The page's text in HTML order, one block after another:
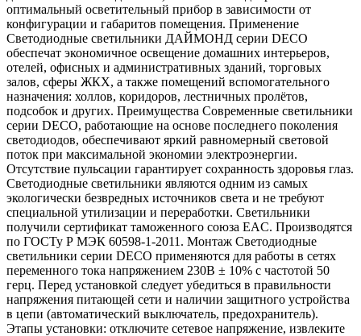
оптимальный осветительный прибор в зависимости от
конфигурации и габаритов помещения. Применение
Светодиодные светильники ДАЙМОНД серии DECO
обеспечат экономичное освещение домашних интерьеров,
отелей, офисных и административных зданий, торговых
залов, сферы ЖКХ, а также помещений вспомогательного
назначения: холлов, коридоров, лестничных пролётов,
подсобок и других. Преимущества Современные светильники
серии DECO, работающие на основе последнего поколения
светодиодов, обеспечивают яркий равномерный световой
поток при максимальной экономии электроэнергии.
Отсутствие пульсации гарантирует сохранность здоровья глаз.
Светодиодные светильники являются одним из самых
экологически безвредных источников света и не требуют
специальной утилизации и переработки. Светильники
получили сертификат таможенного союза EAC. Производятся
по ГОСТу Р МЭК 60598-1-2011. Монтаж Светодиодные
светильники серии DECO применяются для работы в сетях
переменного тока напряжением 230В ± 10% с частотой 50
герц. Перед установкой следует убедиться в правильности
напряжения питающей сети и наличии защитного устройства
в цепи (автоматический выключатель, предохранитель).
Этапы установки: отключите сетевое напряжение, извлеките